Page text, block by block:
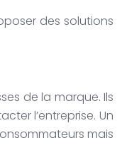
des solutions
de la marque. Ils
l’entreprise. Un
mais